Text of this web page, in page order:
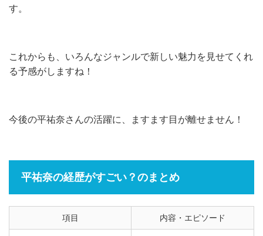
す。
これからも、いろんなジャンルで新しい魅力を見せてくれ
る予感がしますね！
今後の平祐奈さんの活躍に、ますます目が離せません！
平祐奈の経歴がすごい？のまとめ
項目 内容・エピソード